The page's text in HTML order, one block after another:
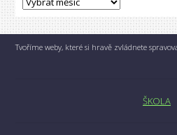
Tvoříme weby, které si hravě zvládnete
ŠKOLA